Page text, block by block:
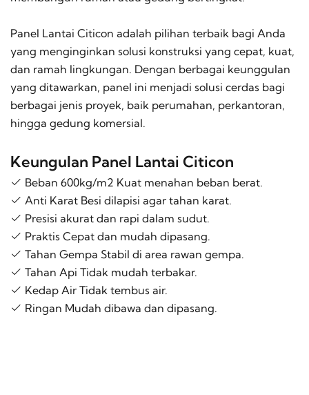
Panel Lantai Citicon adalah pilihan terbaik bagi Anda
yang menginginkan solusi konstruksi yang cepat, kuat,
dan ramah lingkungan. Dengan berbagai keunggulan
yang ditawarkan, panel ini menjadi solusi cerdas bagi
berbagai jenis proyek, baik perumahan, perkantoran,
hingga gedung komersial.
Keungulan Panel Lantai Citicon
Beban 600kg/m2 Kuat menahan beban berat.
Anti Karat Besi dilapisi agar tahan karat.
Presisi akurat dan rapi dalam sudut.
Praktis Cepat dan mudah dipasang.
Tahan Gempa Stabil di area rawan gempa.
Tahan Api Tidak mudah terbakar.
Kedap Air Tidak tembus air.
Ringan Mudah dibawa dan dipasang.